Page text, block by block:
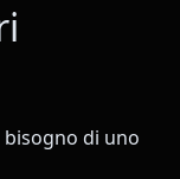
bisogno di uno